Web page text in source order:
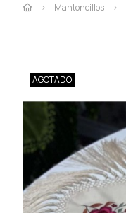
Mantoncillos
AGOTADO